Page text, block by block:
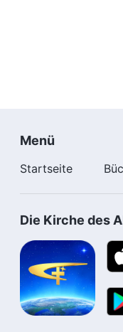
Menü
Startseite
Die Kirche des